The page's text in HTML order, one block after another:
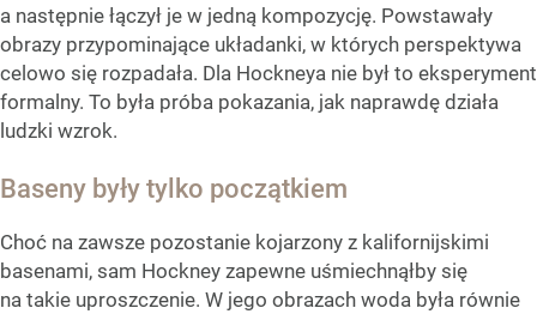
a następnie łączył je w jedną kompozycję. Powstawały
obrazy przypominające układanki, w których perspektywa
celowo się rozpadała. Dla Hockneya nie był to eksperyment
formalny. To była próba pokazania, jak naprawdę działa
ludzki wzrok.
Baseny były tylko początkiem
Choć na zawsze pozostanie kojarzony z kalifornijskimi
basenami, sam Hockney zapewne uśmiechnąłby się
na takie uproszczenie. W jego obrazach woda była równie